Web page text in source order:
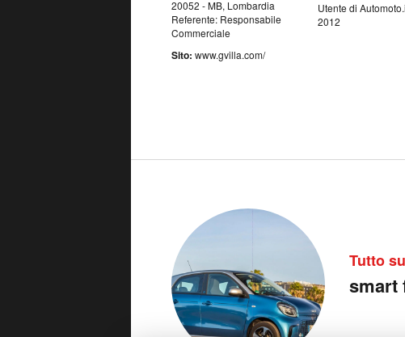
20052 - MB, Lombardia
Referente: Responsabile
Commerciale
Sito: www.gvilla.com/
Utente di
2012
Tutto su
smart